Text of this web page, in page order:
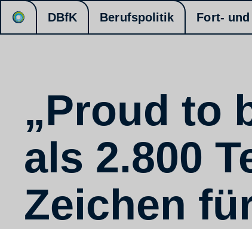
DBfK Berufspolitik Fort-
„Proud to
als 2.800
Zeichen